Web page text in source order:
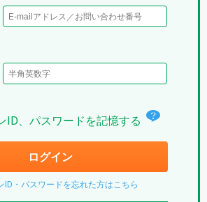
ID、パスワードを記憶する
ェ
ログイン
ID・パスワードを忘れた方はこちら